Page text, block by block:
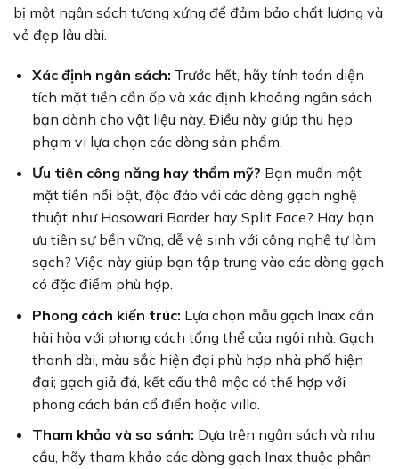
bị một ngân sách tương xứng để đảm bảo chất lượng và
vẻ đẹp lâu dài.
Xác định ngân sách: Trước hết, hãy tính toán diện
tích mặt tiền cần ốp và xác định khoảng ngân sách
bạn dành cho vật liệu này. Điều này giúp thu hẹp
phạm vi lựa chọn các dòng sản phẩm.
Ưu tiên công năng hay thẩm mỹ? Bạn muốn một
mặt tiền nổi bật, độc đáo với các dòng gạch nghệ
thuật như Hosowari Border hay Split Face? Hay bạn
ưu tiên sự bền vững, dễ vệ sinh với công nghệ tự làm
sạch? Việc này giúp bạn tập trung vào các dòng gạch
có đặc điểm phù hợp.
Phong cách kiến trúc: Lựa chọn mẫu gạch Inax cần
hài hòa với phong cách tổng thể của ngôi nhà. Gạch
thanh dài, màu sắc hiện đại phù hợp nhà phố hiện
đại; gạch giả đá, kết cấu thô mộc có thể hợp với
phong cách bán cổ điển hoặc villa.
Tham khảo và so sánh: Dựa trên ngân sách và nhu
cầu, hãy tham khảo các dòng gạch Inax thuộc phân